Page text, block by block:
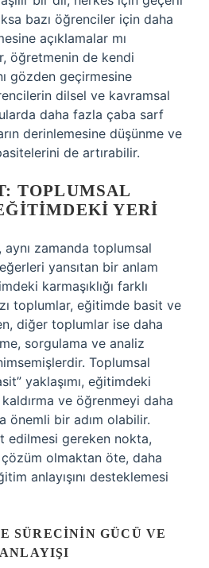
bazı öğrenciler için daha
açıklamalar mı
öğretmenin de kendi
gözden geçirmesine
dilsel ve kavramsal
daha fazla çaba sarf
derinlemesine düşünme ve
de artırabilir.
TOPLUMSAL
YERI
aynı zamanda toplumsal
yansıtan bir anlam
karmaşıklığı farklı
toplumlar, eğitimde basit ve
diğer toplumlar ise daha
sorgulama ve analiz
Toplumsal
yaklaşımı, eğitimdeki
ve öğrenmeyi daha
önemli bir adım olabilir.
edilmesi gereken nokta,
olmaktan öte, daha
anlayışını desteklemesi
SÜRECININ GÜCÜ VE